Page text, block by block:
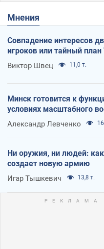
Мнения
Совпадение интересов
игроков или тайный
Виктор Швец 11,0 т.
Минск готовится к
условиях масштабного
Александр Левченко
Ни оружия, ни людей:
создает новую армию
Игар Тышкевич 13,8 т.